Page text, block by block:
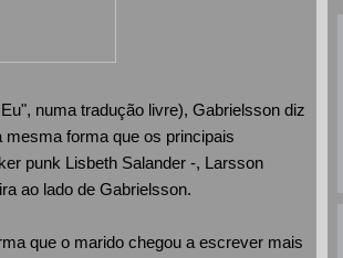
numa tradução livre), Gabrielsson diz
forma que os principais
punk Lisbeth Salander -, Larsson
ao lado de Gabrielsson.
que o marido chegou a escrever mais